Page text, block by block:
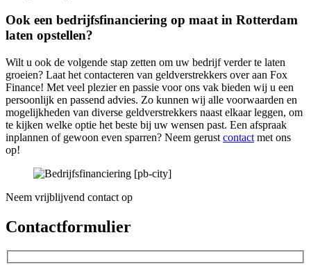
Ook een bedrijfsfinanciering op maat in Rotterdam
laten opstellen?
Wilt u ook de volgende stap zetten om uw bedrijf verder te laten
groeien? Laat het contacteren van geldverstrekkers over aan Fox
Finance! Met veel plezier en passie voor ons vak bieden wij u een
persoonlijk en passend advies. Zo kunnen wij alle voorwaarden en
mogelijkheden van diverse geldverstrekkers naast elkaar leggen, om
te kijken welke optie het beste bij uw wensen past. Een afspraak
inplannen of gewoon even sparren? Neem gerust contact met ons
op!
Neem vrijblijvend contact op
Contactformulier